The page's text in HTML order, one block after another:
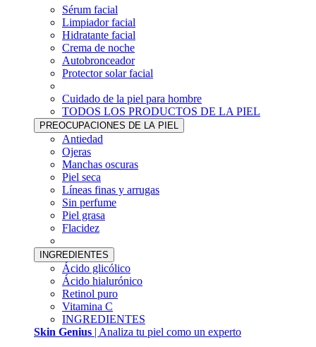
Sérum facial
Limpiador facial
Hidratante facial
Crema de noche
Autobronceador
Protector solar facial
Cuidado de la piel para hombre
TODOS LOS PRODUCTOS DE LA PIEL
PREOCUPACIONES DE LA PIEL
Antiedad
Ojeras
Manchas oscuras
Piel seca
Líneas finas y arrugas
Sin perfume
Piel grasa
Flacidez
INGREDIENTES
Ácido glicólico
Ácido hialurónico
Retinol puro
Vitamina C
INGREDIENTES
Skin Genius | Analiza tu piel como un experto